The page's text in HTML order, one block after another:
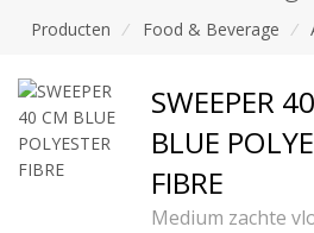
Producten / Food & Beverage /
SWEEPER
BLUE
FIBRE
Medium zachte